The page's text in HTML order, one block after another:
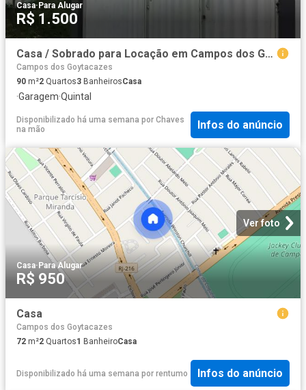
Casa· Para Alugar
R$ 1.500
Casa / Sobrado para Locação em Campos dos Goytacazes/RJ Parque São Benedito 2 Quartos
Campos dos Goytacazes
90 m²2 Quartos3 BanheirosCasa
·Garagem·Quintal
Disponibilizado há uma semana por Chaves
na mão
Infos do anúncio
Ver foto
Casa·Para Alugar
R$ 950
Casa
Campos dos Goytacazes
72 m²2 Quartos1 BanheiroCasa
Disponibilizado há uma semana por rentumo Infos do anúncio